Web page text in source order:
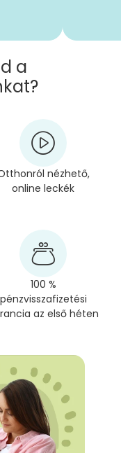
a
nézhető,
online leckék
100 %
pénzvisszafizetési
az első héten